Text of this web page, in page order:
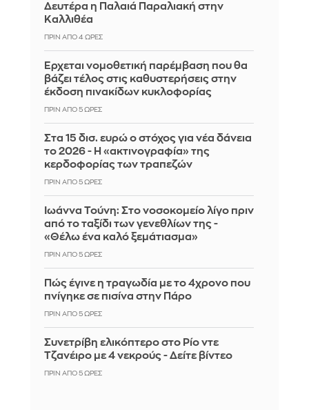
Δευτέρα η Παλαιά Παραλιακή στην
Καλλιθέα
ΠΡΙΝ ΑΠΌ 4 ΏΡΕΣ
Έρχεται νομοθετική παρέμβαση που θα
βάζει τέλος στις καθυστερήσεις στην
έκδοση πινακίδων κυκλοφορίας
ΠΡΙΝ ΑΠΌ 5 ΏΡΕΣ
Στα 15 δισ. ευρώ ο στόχος για νέα δάνεια
το 2026 - Η «ακτινογραφία» της
κερδοφορίας των τραπεζών
ΠΡΙΝ ΑΠΌ 5 ΏΡΕΣ
Ιωάννα Τούνη: Στο νοσοκομείο λίγο πριν
από το ταξίδι των γενεθλίων της -
«Θέλω ένα καλό ξεμάτιασμα»
ΠΡΙΝ ΑΠΌ 5 ΏΡΕΣ
Πώς έγινε η τραγωδία με το 4χρονο που
πνίγηκε σε πισίνα στην Πάρο
ΠΡΙΝ ΑΠΌ 5 ΏΡΕΣ
Συνετρίβη ελικόπτερο στο Ρίο ντε
Τζανέιρο με 4 νεκρούς - Δείτε βίντεο
ΠΡΙΝ ΑΠΌ 5 ΏΡΕΣ